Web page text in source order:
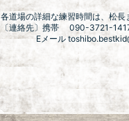
各道場の詳細な練習時間は、松長
〔連絡先〕携帯 090-3721-
Eメール